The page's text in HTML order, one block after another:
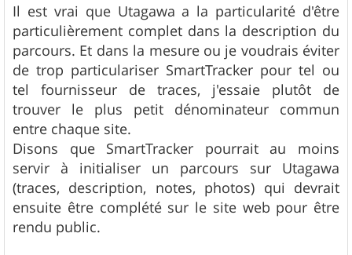
a
g
e
Il est vrai que Utagawa a la particularité d'être
particulièrement complet dans la description du
parcours. Et dans la mesure ou je voudrais éviter
de trop particulariser SmartTracker pour tel ou
tel fournisseur de traces, j'essaie plutôt de
trouver le plus petit dénominateur commun
entre chaque site.
Disons que SmartTracker pourrait au moins
servir à initialiser un parcours sur Utagawa
(traces, description, notes, photos) qui devrait
ensuite être complété sur le site web pour être
rendu public.